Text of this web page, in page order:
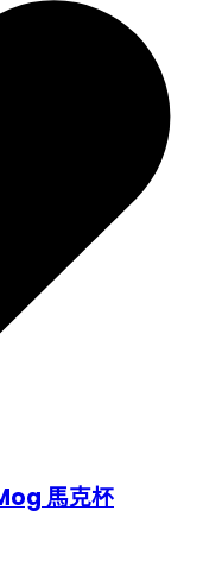
馬克杯